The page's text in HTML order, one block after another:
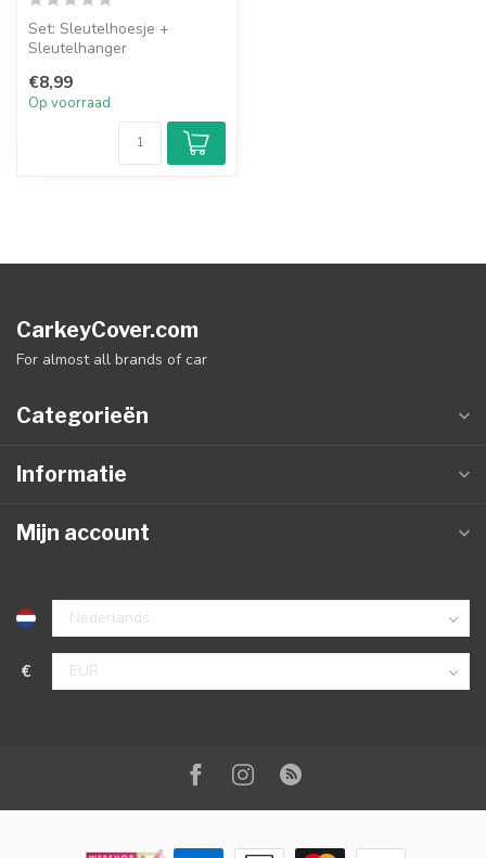
Set: Sleutelhoesje +
Sleutelhanger
€8,99
Op voorraad
CarkeyCover.com
For almost all brands of car
Categorieën
Informatie
Mijn account
€